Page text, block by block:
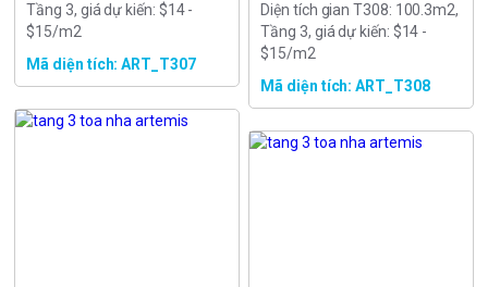
Tầng 3, giá dự kiến: $14 -
$15/m2
Mã diện tích: ART_T307
Diện tích gian T308: 100.3m2,
Tầng 3, giá dự kiến: $14 -
$15/m2
Mã diện tích: ART_T308